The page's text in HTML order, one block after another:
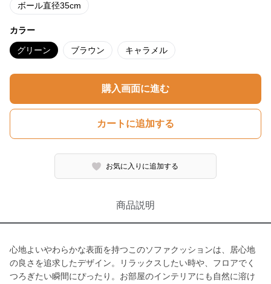
ボール直径35cm
カラー
グリーン ブラウン キャラメル
購入画面に進む
カートに追加する
お気に入りに追加する
商品説明
心地よいやわらかな表面を持つこのソファクッションは、居心地
の良さを追求したデザイン。リラックスしたい時や、フロアでく
つろぎたい瞬間にぴったり。お部屋のインテリアにも自然に溶け